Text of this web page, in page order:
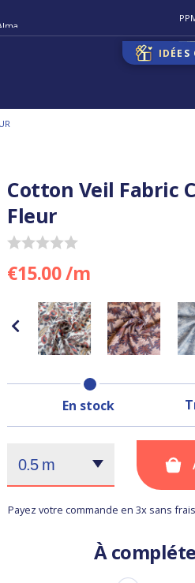
IDÉES
Cotton Veil Fabric
Fleur
€15.00 /m
En stock
Payez votre commande en 3x sans
À